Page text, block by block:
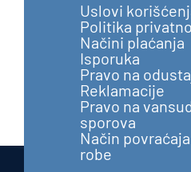
Uslovi
Politika
Načini plaćanja
Isporuka
Pravo na
Reklamacije
Pravo na
sporova
Način
robe